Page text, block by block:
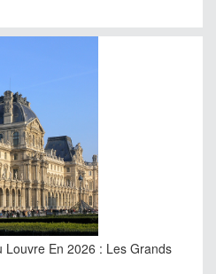
Louvre En 2026 : Les Grands